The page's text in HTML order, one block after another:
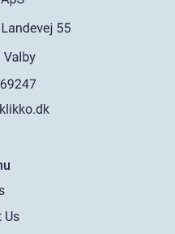
Us